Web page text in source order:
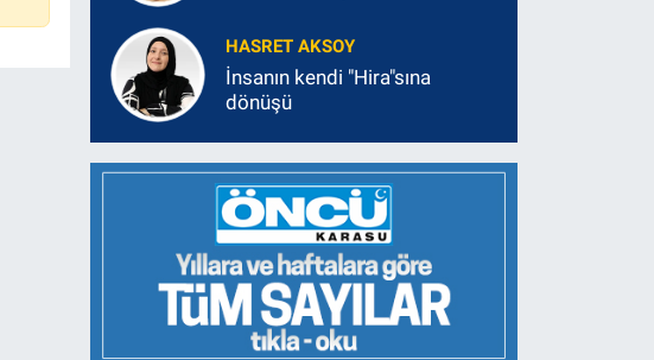
HASRET AKSOY
İnsanın kendi "Hira"sına
dönüşü